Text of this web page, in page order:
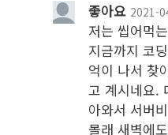
좋아요 2021-
저는 씹어먹
지금까지 코
억이 나서 찾
고 계시네요.
아와서 서버
몰래 새벽에